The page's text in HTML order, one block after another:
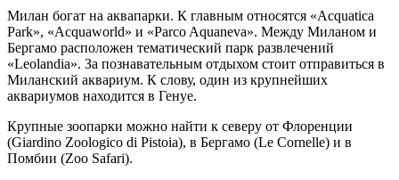
Милан богат на аквапарки. К главным относятся «Acquatica
Park», «Acquaworld» и «Parco Aquaneva». Между Миланом и
Бергамо расположен тематический парк развлечений
«Leolandia». За познавательным отдыхом стоит отправиться в
Миланский аквариум. К слову, один из крупнейших
аквариумов находится в Генуе.
Крупные зоопарки можно найти к северу от Флоренции
(Giardino Zoologico di Pistoia), в Бергамо (Le Cornelle) и в
Помбии (Zoo Safari).